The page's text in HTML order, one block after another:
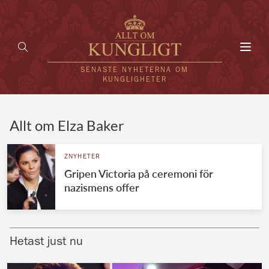
SENASTE NYHETERNA OM
KUNGLIGHETER
UTLÄNDSKT
VÄRLDENS KUNGAHUS
Brittiska kungahuset
Allt om Elza Baker
ZNYHETER
Gripen Victoria på ceremoni för
nazismens offer
Hetast just nu